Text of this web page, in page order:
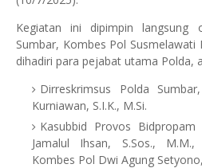
Kegiatan ini dipimpin langsung
Sumbar, Kombes Pol Susmelawati
dihadiri para pejabat utama Polda,
Dirreskrimsus Polda
Kurniawan, S.I.K., M.Si.
Kasubbid Provos
Jamalul Ihsan, S.Sos.,
Kombes Pol Dwi Agung